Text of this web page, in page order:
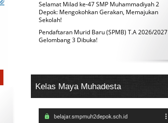
Selamat Milad ke-47 SMP Muhammadiyah 2
Depok: Mengokohkan Gerakan, Memajukan
Sekolah!
Pendaftaran Murid Baru (SPMB) T.A 2026/2027
Gelombang 3 Dibuka!
Kelas Maya Muhadesta